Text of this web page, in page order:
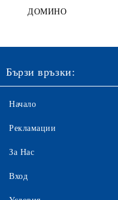
ДОМИНО
Бързи връзки:
Начало
Рекламации
За Нас
Вход